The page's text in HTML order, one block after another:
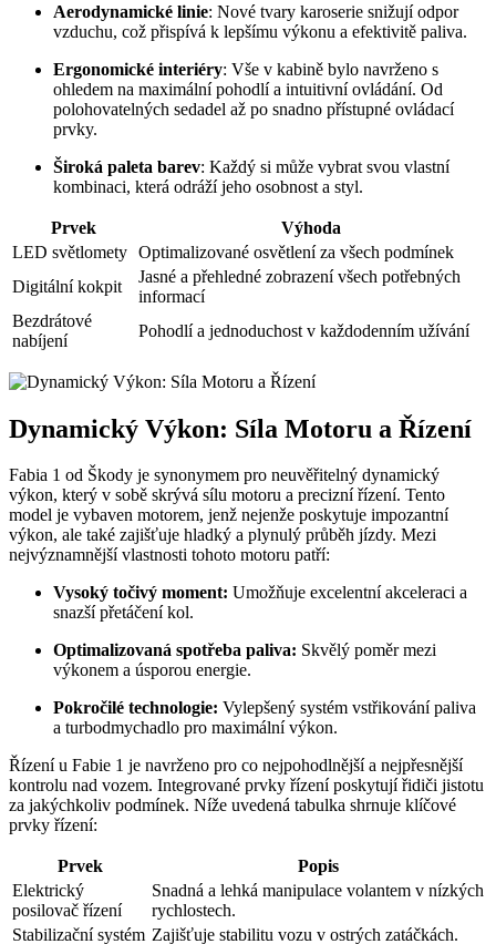
Aerodynamické linie: Nové tvary karoserie snižují odpor
vzduchu, což přispívá k lepšímu výkonu a efektivitě paliva.
Ergonomické interiéry: Vše v kabině bylo navrženo s
ohledem na maximální pohodlí a intuitivní ovládání. Od
polohovatelných sedadel až po snadno přístupné ovládací
prvky.
Široká paleta barev: Každý si může vybrat svou vlastní
kombinaci, která odráží jeho osobnost a styl.
Prvek
Výhoda
LED světlomety Optimalizované osvětlení za všech podmínek
Digitální kokpit
Jasné a přehledné zobrazení všech potřebných
informací
Bezdrátové
nabíjení
Pohodlí a jednoduchost v každodenním užívání
Dynamický Výkon: Síla Motoru a Řízení
Fabia 1 od Škody je synonymem pro neuvěřitelný dynamický
výkon, který v sobě skrývá sílu motoru a precizní řízení. Tento
model je vybaven motorem, jenž nejenže poskytuje impozantní
výkon, ale také zajišťuje hladký a plynulý průběh jízdy. Mezi
nejvýznamnější vlastnosti tohoto motoru patří:
Vysoký točivý moment: Umožňuje excelentní akceleraci a
snazší přetáčení kol.
Optimalizovaná spotřeba paliva: Skvělý poměr mezi
výkonem a úsporou energie.
Pokročilé technologie: Vylepšený systém vstřikování paliva
a turbodmychadlo pro maximální výkon.
Řízení u Fabie 1 je navrženo pro co nejpohodlnější a nejpřesnější
kontrolu nad vozem. Integrované prvky řízení poskytují řidiči jistotu
za jakýchkoliv podmínek. Níže uvedená tabulka shrnuje klíčové
prvky řízení:
Prvek
Popis
Elektrický
posilovač řízení
Snadná a lehká manipulace volantem v nízkých
rychlostech.
Stabilizační systém Zajišťuje stabilitu vozu v ostrých zatáčkách.